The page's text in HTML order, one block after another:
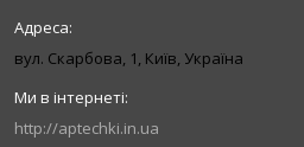
вул. Скарбова, 1, Київ, Україна
http://aptechki.in.ua